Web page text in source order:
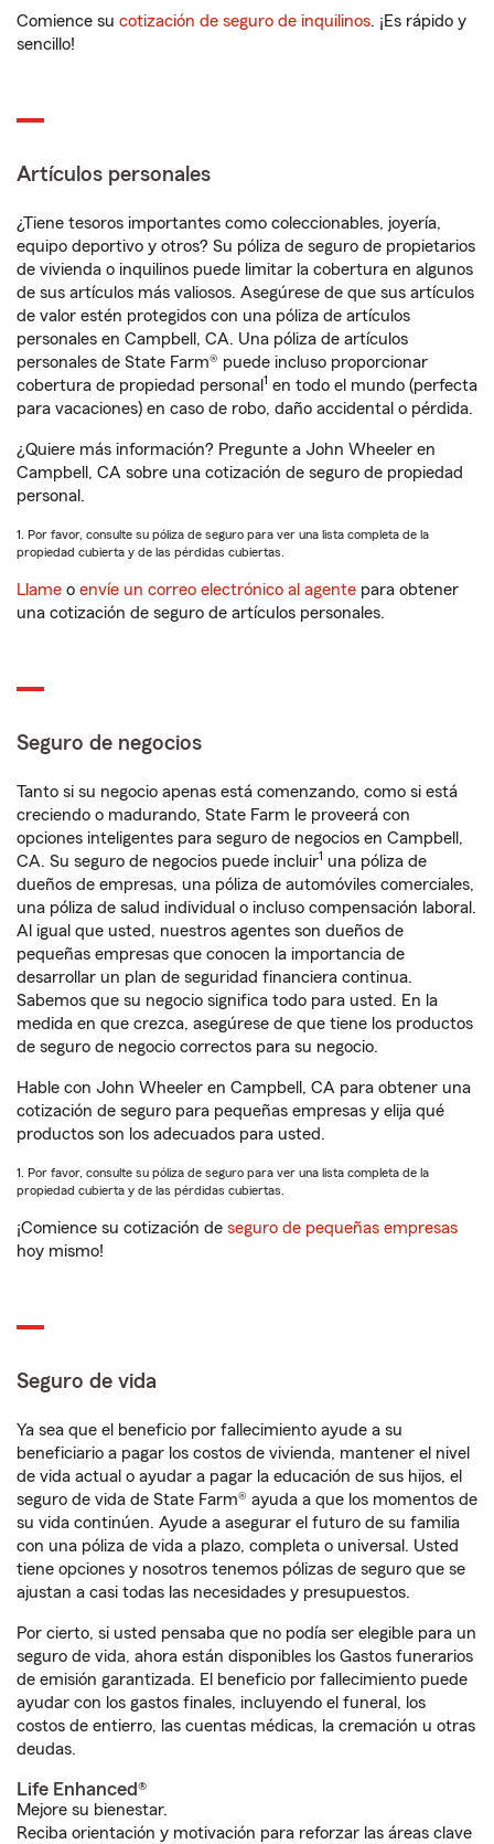
Comience su cotización de seguro de inquilinos. ¡Es rápido y
sencillo!
Artículos personales
¿Tiene tesoros importantes como coleccionables, joyería,
equipo deportivo y otros? Su póliza de seguro de propietarios
de vivienda o inquilinos puede limitar la cobertura en algunos
de sus artículos más valiosos. Asegúrese de que sus artículos
de valor estén protegidos con una póliza de artículos
personales en Campbell, CA. Una póliza de artículos
personales de State Farm® puede incluso proporcionar
cobertura de propiedad personal 1 en todo el mundo (perfecta
para vacaciones) en caso de robo, daño accidental o pérdida.
¿Quiere más información? Pregunte a John Wheeler en
Campbell, CA sobre una cotización de seguro de propiedad
personal.
1. Por favor, consulte su póliza de seguro para ver una lista completa de la
propiedad cubierta y de las pérdidas cubiertas.
Llame o envíe un correo electrónico al agente para obtener
una cotización de seguro de artículos personales.
Seguro de negocios
Tanto si su negocio apenas está comenzando, como si está
creciendo o madurando, State Farm le proveerá con
opciones inteligentes para seguro de negocios en Campbell,
CA. Su seguro de negocios puede incluir1 una póliza de
dueños de empresas, una póliza de automóviles comerciales,
una póliza de salud individual o incluso compensación laboral.
Al igual que usted, nuestros agentes son dueños de
pequeñas empresas que conocen la importancia de
desarrollar un plan de seguridad financiera continua.
Sabemos que su negocio significa todo para usted. En la
medida en que crezca, asegúrese de que tiene los productos
de seguro de negocio correctos para su negocio.
Hable con John Wheeler en Campbell, CA para obtener una
cotización de seguro para pequeñas empresas y elija qué
productos son los adecuados para usted.
1. Por favor, consulte su póliza de seguro para ver una lista completa de la
propiedad cubierta y de las pérdidas cubiertas.
¡Comience su cotización de seguro de pequeñas empresas
hoy mismo!
Seguro de vida
Ya sea que el beneficio por fallecimiento ayude a su
beneficiario a pagar los costos de vivienda, mantener el nivel
de vida actual o ayudar a pagar la educación de sus hijos, el
seguro de vida de State Farm® ayuda a que los momentos de
su vida continúen. Ayude a asegurar el futuro de su familia
con una póliza de vida a plazo, completa o universal. Usted
tiene opciones y nosotros tenemos pólizas de seguro que se
ajustan a casi todas las necesidades y presupuestos.
Por cierto, si usted pensaba que no podía ser elegible para un
seguro de vida, ahora están disponibles los Gastos funerarios
de emisión garantizada. El beneficio por fallecimiento puede
ayudar con los gastos finales, incluyendo el funeral, los
costos de entierro, las cuentas médicas, la cremación u otras
deudas.
Life Enhanced®
Mejore su bienestar.
Reciba orientación y motivación para reforzar las áreas clave